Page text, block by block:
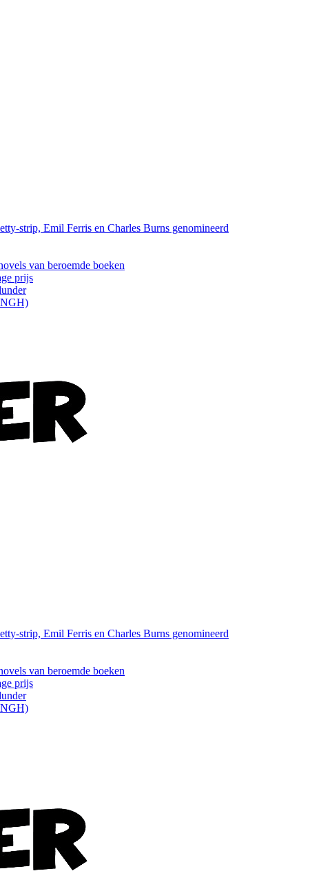
strip, Emil Ferris en Charles Burns genomineerd
van beroemde boeken
prijs
strip, Emil Ferris en Charles Burns genomineerd
van beroemde boeken
prijs